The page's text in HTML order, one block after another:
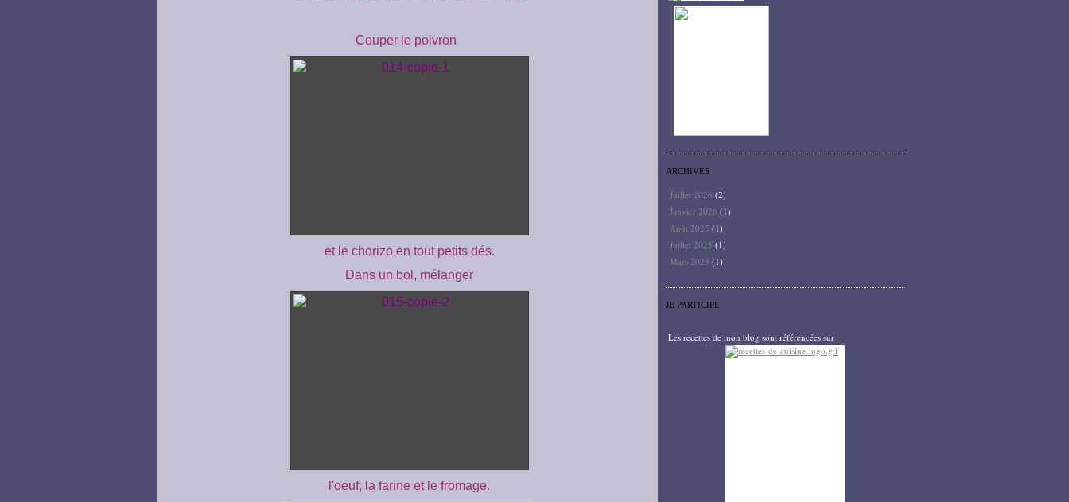
Couper le poivron
et le chorizo en tout petits dés.
Dans un bol, mélanger
l'oeuf, la farine et le fromage.
ARCHIVES
Juillet 2026 (2)
Janvier 2026 (1)
Août 2025 (1)
Juillet 2025 (1)
Mars 2025 (1)
JE PARTICIPE
Les recettes de mon blog sont référencées sur